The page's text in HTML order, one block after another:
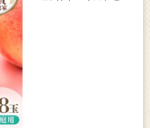
8玉) 糖度11度以上 品種